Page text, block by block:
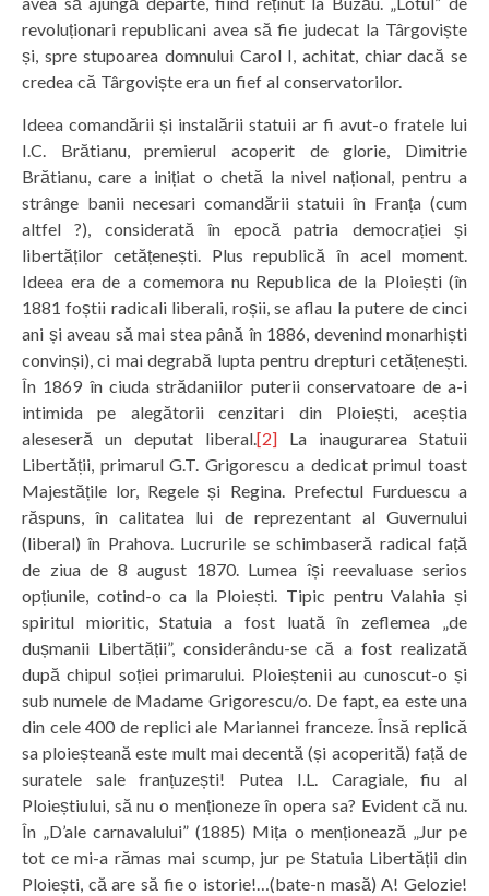
revoluționari republicani avea să fie judecat la Târgoviște
și, spre stupoarea domnului Carol I, achitat, chiar dacă se
credea că Târgoviște era un fief al conservatorilor.
Ideea comandării și instalării statuii ar fi avut-o fratele lui
I.C. Brătianu, premierul acoperit de glorie, Dimitrie
Brătianu, care a inițiat o chetă la nivel național, pentru a
strânge banii necesari comandării statuii în Franța (cum
altfel ?), considerată în epocă patria democrației și
libertăților cetățenești. Plus republică în acel moment.
Ideea era de a comemora nu Republica de la Ploiești (în
1881 foștii radicali liberali, roșii, se aflau la putere de cinci
ani și aveau să mai stea până în 1886, devenind monarhiști
convinși), ci mai degrabă lupta pentru drepturi cetățenești.
În 1869 în ciuda strădaniilor puterii conservatoare de a-i
intimida pe alegătorii cenzitari din Ploiești, aceștia
aleseseră un deputat liberal.[2] La inaugurarea Statuii
Libertății, primarul G.T. Grigorescu a dedicat primul toast
Majestățile lor, Regele și Regina. Prefectul Furduescu a
răspuns, în calitatea lui de reprezentant al Guvernului
(liberal) în Prahova. Lucrurile se schimbaseră radical față
de ziua de 8 august 1870. Lumea își reevaluase serios
opțiunile, cotind-o ca la Ploiești. Tipic pentru Valahia și
spiritul mioritic, Statuia a fost luată în zeflemea „de
dușmanii Libertății”, considerându-se că a fost realizată
după chipul soției primarului. Ploieștenii au cunoscut-o și
sub numele de Madame Grigorescu/o. De fapt, ea este una
din cele 400 de replici ale Mariannei franceze. Însă replică
sa ploieșteană este mult mai decentă (și acoperită) față de
suratele sale franțuzești! Putea I.L. Caragiale, fiu al
Ploieștiului, să nu o menționeze în opera sa? Evident că nu.
În „D’ale carnavalului” (1885) Mița o menționează „Jur pe
tot ce mi-a rămas mai scump, jur pe Statuia Libertății din
Ploiești, că are să fie o istorie!…(bate-n masă) A! Gelozie!